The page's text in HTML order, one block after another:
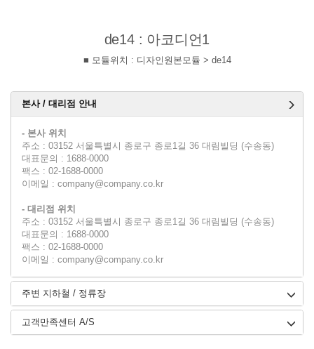
de14 : 아코디언1
■ 모듈위치 : 디자인원본모듈 > de14
본사 / 대리점 안내
- 본사 위치
주소 : 03152 서울특별시 종로구 종로1길 36 대림빌딩 (수송동)
대표문의 : 1688-0000
팩스 : 02-1688-0000
이메일 : company@company.co.kr
- 대리점 위치
주소 : 03152 서울특별시 종로구 종로1길 36 대림빌딩 (수송동)
대표문의 : 1688-0000
팩스 : 02-1688-0000
이메일 : company@company.co.kr
주변 지하철 / 정류장
고객만족센터 A/S